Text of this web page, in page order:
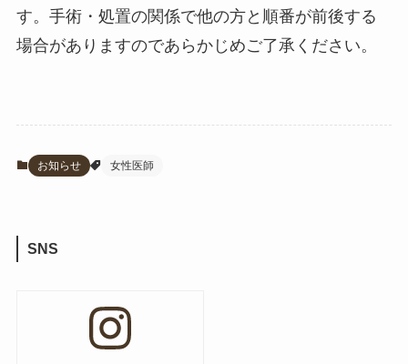
す。手術・処置の関係で他の方と順番が前後する
場合がありますのであらかじめご了承ください。
お知らせ 女性医師
SNS